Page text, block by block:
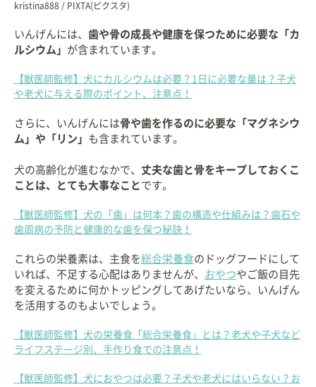
kristina888 / PIXTA(ピクスタ)
いんげんには、 歯や骨の成長や健康を保つために必要な「カ
ルシウム」 が含まれています。
【獣医師監修】犬にカルシウムは必要？1日に必要な量は？子犬
や老犬に与える際のポイント、注意点！
さらに、いんげんには骨や歯を作るのに必要な「マグネシウ
ム」や「リン」 も含まれています。
犬の高齢化が進むなかで、 丈夫な歯と骨をキープしておくこ
ことは、とても大事なこと です。
【獣医師監修】犬の「歯」は何本？歯の構造や仕組みは？歯石や
歯周病の予防と健康的な歯を保つ秘訣！
これらの栄養素は、主食を総合栄養食のドッグフードにして
いれば、不足する心配はありませんが、
おやつやご飯の目先
を変えるために何かトッピングしてあげたいなら、いんげん
を活用するのもよいでしょう。
【獣医師監修】犬の栄養食「総合栄養食」とは？老犬や子犬など
ライフステージ別、手作り食での注意点！
【獣医師監修】犬におやつは必要？子犬や老犬にはいらない？お